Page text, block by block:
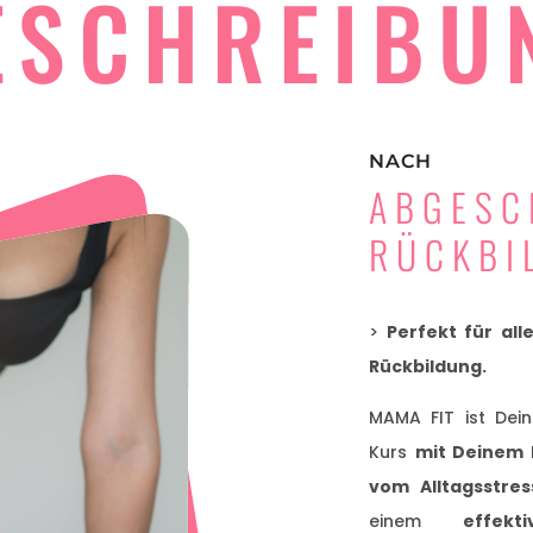
NACH
> Perfekt für
Rückbildung.
MAMA FIT ist
Kurs mit Deinem
vom
einem